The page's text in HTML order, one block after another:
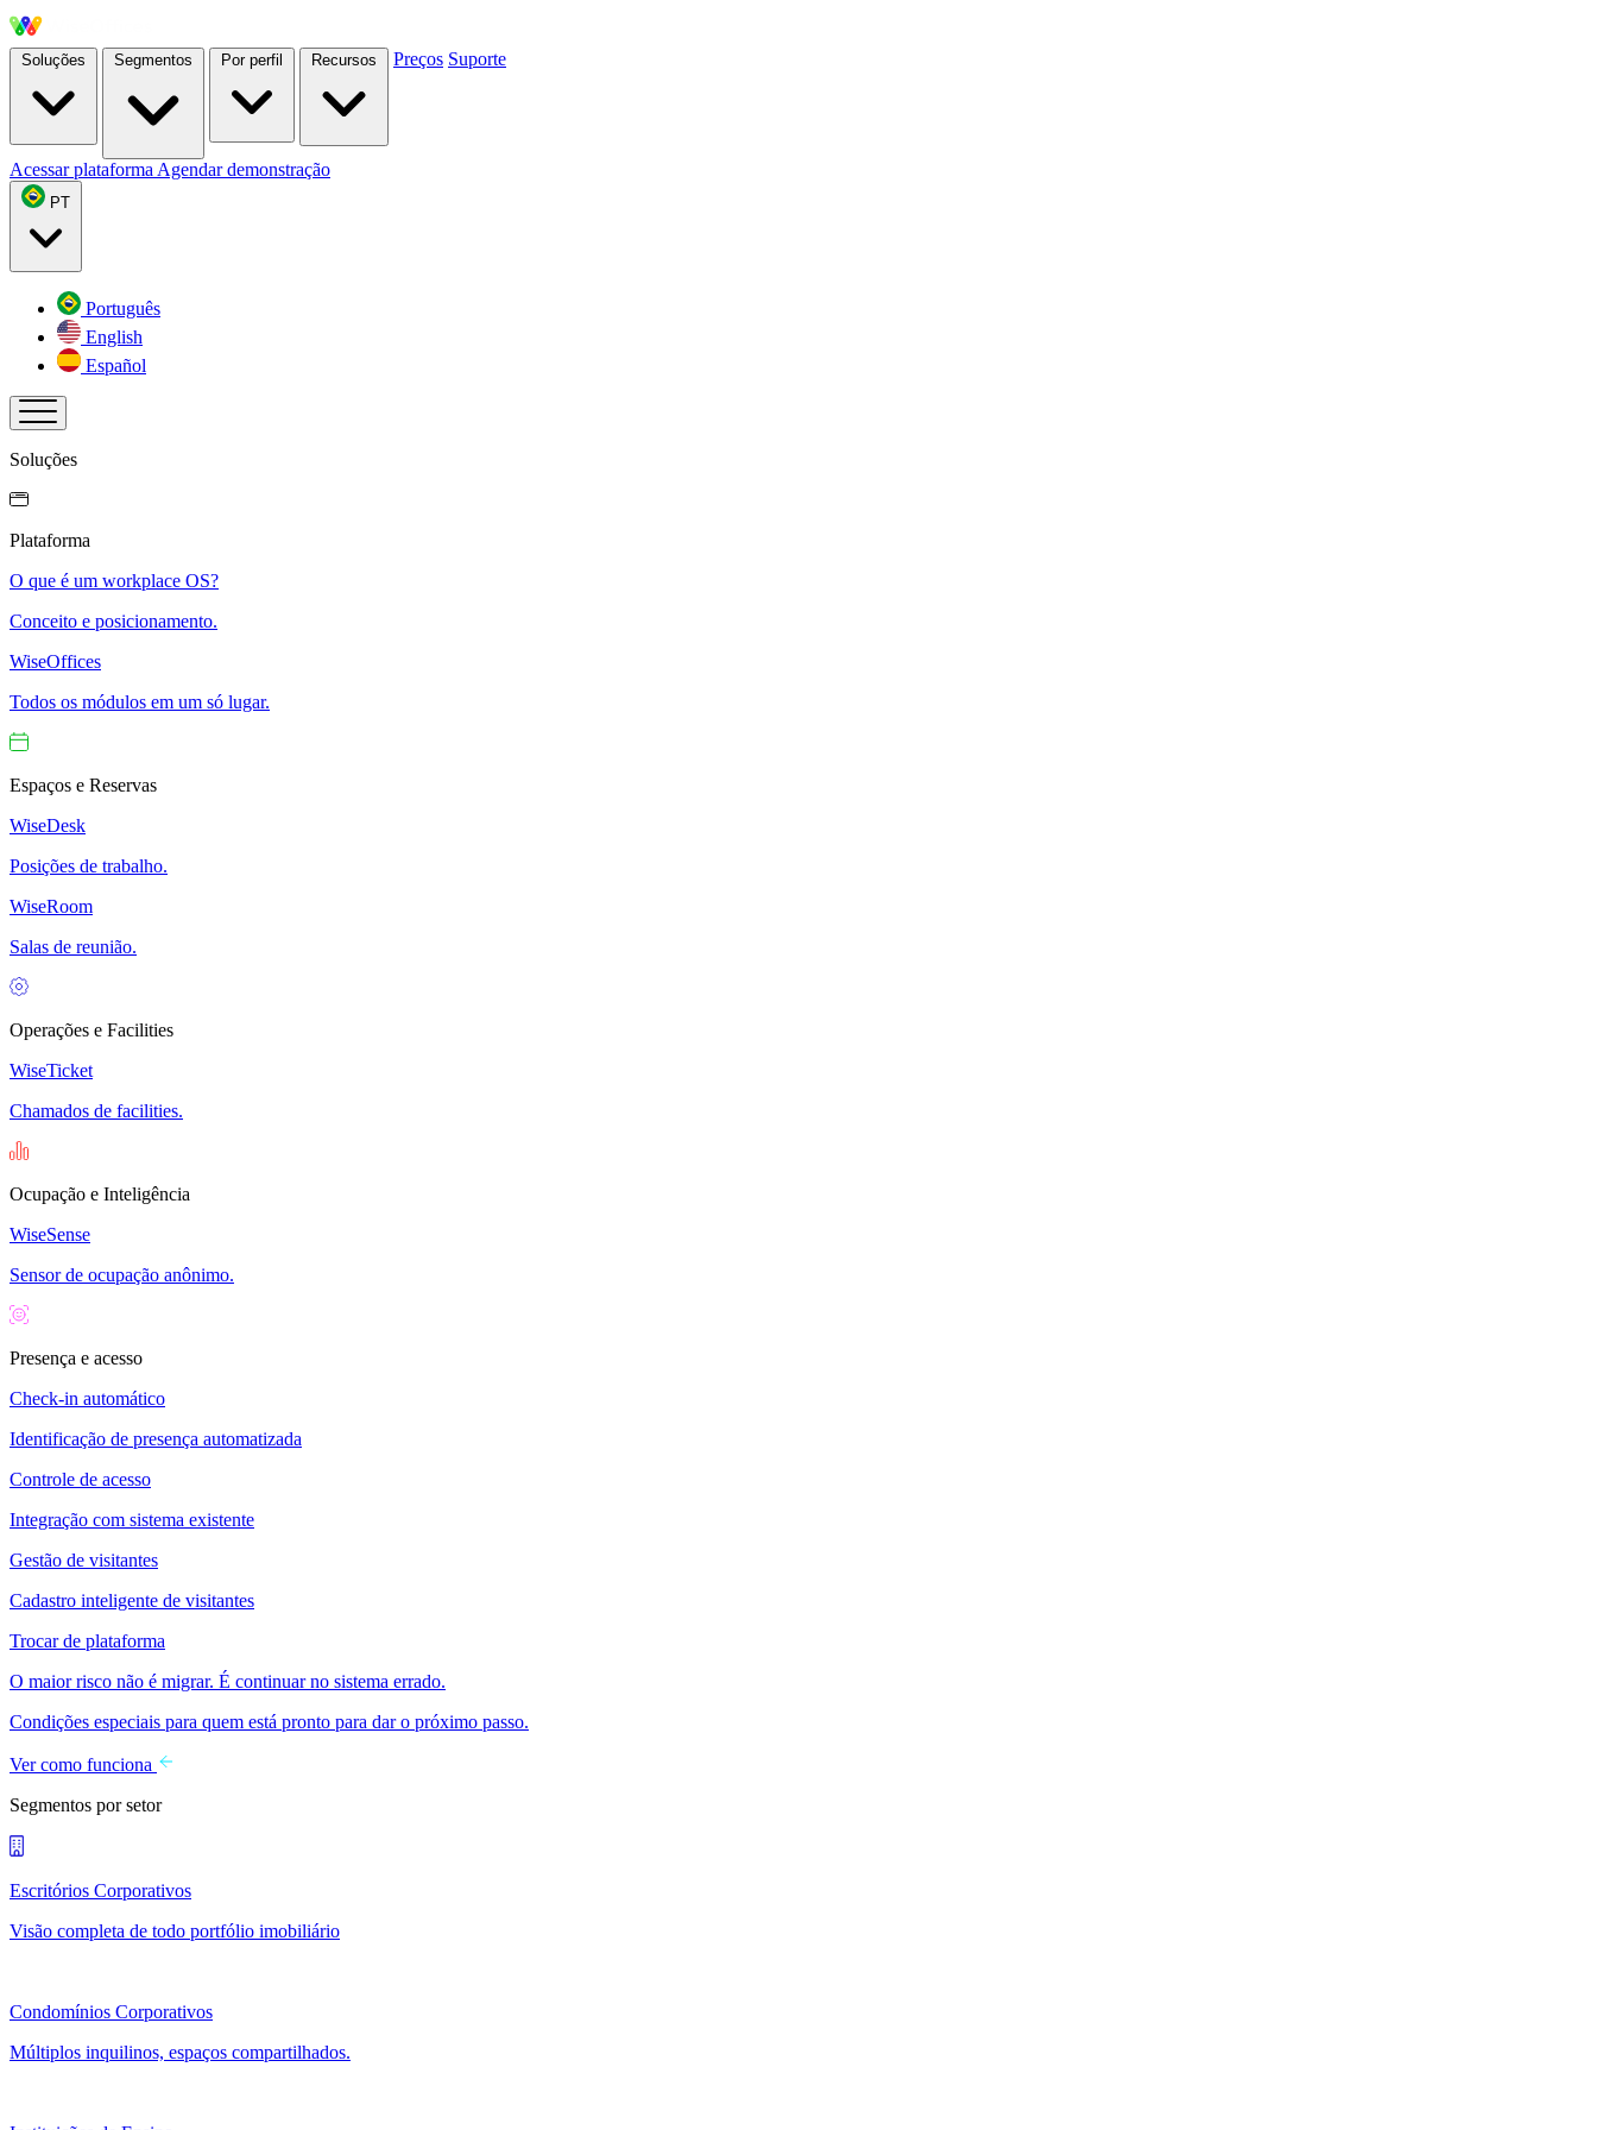
Soluções Segmentos Por perfil Recursos Preços Suporte
Acessar plataforma Agendar demonstração
PT
Português
English
Español
Soluções
Plataforma
O que é um workplace OS?
Conceito e posicionamento.
WiseOffices
Todos os módulos em um só lugar.
Espaços e Reservas
WiseDesk
Posições de trabalho.
WiseRoom
Salas de reunião.
Operações e Facilities
WiseTicket
Chamados de facilities.
Ocupação e Inteligência
WiseSense
Sensor de ocupação anônimo.
Presença e acesso
Check-in automático
Identificação de presença automatizada
Controle de acesso
Integração com sistema existente
Gestão de visitantes
Cadastro inteligente de visitantes
Trocar de plataforma
O maior risco não é migrar. É continuar no sistema errado.
Condições especiais para quem está pronto para dar o próximo passo.
Ver como funciona
Segmentos por setor
Escritórios Corporativos
Visão completa de todo portfólio imobiliário
Condomínios Corporativos
Múltiplos inquilinos, espaços compartilhados.